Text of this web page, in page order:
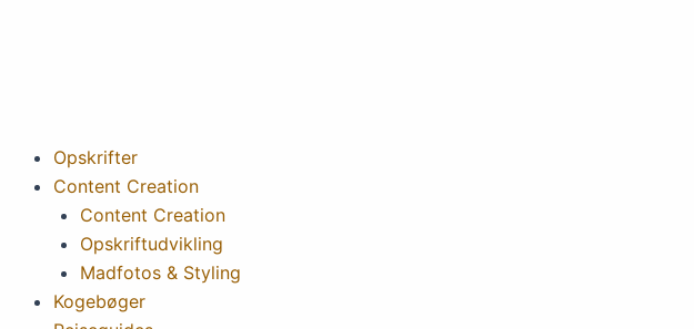
Opskrifter
Content Creation
Content Creation
Opskriftudvikling
Madfotos & Styling
Kogebøger